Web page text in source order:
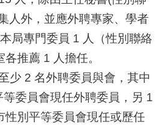
人外，並應外聘專家、學者
局專門委員 1 人（性別聯絡
推薦 1 人擔任。
少 2 名外聘委員與會，其中
委員會現任外聘委員，另 1
性別平等委員會現任或歷任